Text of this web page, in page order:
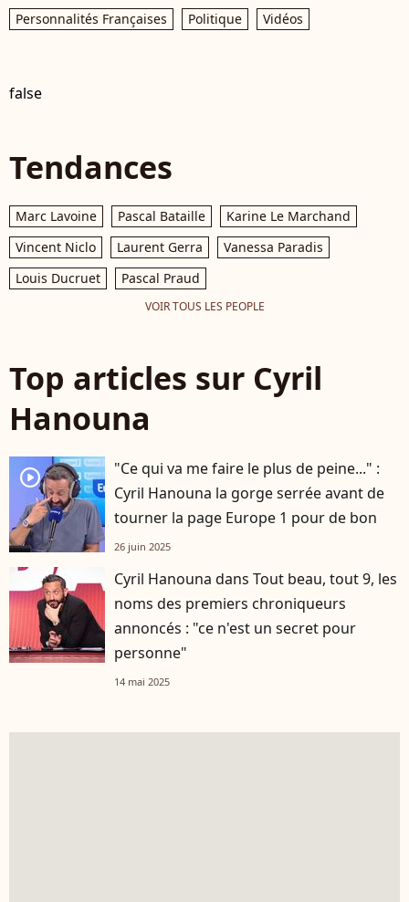
Personnalités Françaises Politique Vidéos
false
Tendances
Marc Lavoine Pascal Bataille
Karine Le Marchand
Vincent Niclo
Laurent Gerra
Vanessa Paradis
Louis Ducruet
Pascal Praud
VOIR TOUS LES PEOPLE
Top articles sur Cyril
Hanouna
player2
"Ce qui va me faire le plus de peine..." :
Cyril Hanouna la gorge serrée avant de
tourner la page Europe 1 pour de bon
26 juin 2025
Cyril Hanouna dans Tout beau, tout 9, les
noms des premiers chroniqueurs
annoncés : "ce n'est un secret pour
personne"
14 mai 2025